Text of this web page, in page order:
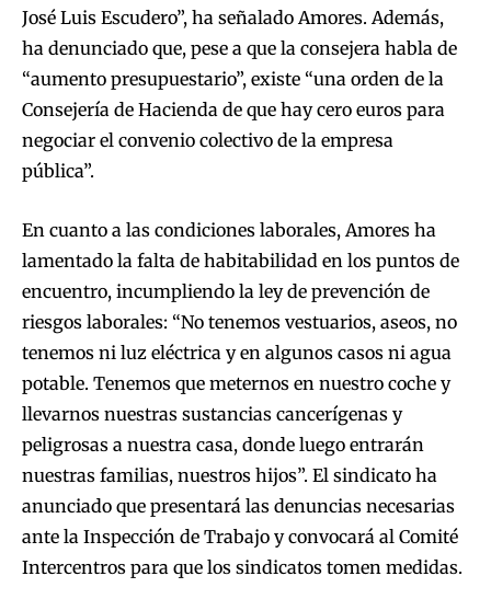
José Luis Escudero”, ha señalado Amores. Además,
ha denunciado que, pese a que la consejera habla de
“aumento presupuestario”, existe “una orden de la
Consejería de Hacienda de que hay cero euros para
negociar el convenio colectivo de la empresa
pública”.
En cuanto a las condiciones laborales, Amores ha
lamentado la falta de habitabilidad en los puntos de
encuentro, incumpliendo la ley de prevención de
riesgos laborales: “No tenemos vestuarios, aseos, no
tenemos ni luz eléctrica y en algunos casos ni agua
potable. Tenemos que meternos en nuestro coche y
llevarnos nuestras sustancias cancerígenas y
peligrosas a nuestra casa, donde luego entrarán
nuestras familias, nuestros hijos”. El sindicato ha
anunciado que presentará las denuncias necesarias
ante la Inspección de Trabajo y convocará al Comité
Intercentros para que los sindicatos tomen medidas.